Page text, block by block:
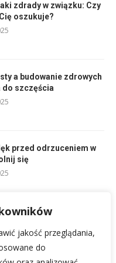
jakość przeglądania,
do
zdrady w związku: Czy
oszukuje?
a budowanie zdrowych
szczęścia
przed odrzuceniem w
się
i iść naprzód po
klucz do spokoju